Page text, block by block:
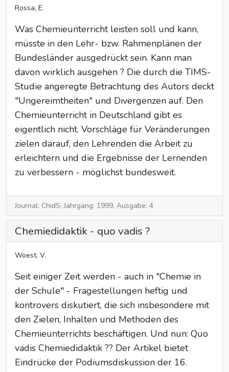
Rossa, E.
Was Chemieunterricht leisten soll und kann,
müsste in den Lehr- bzw. Rahmenplänen der
Bundesländer ausgedrückt sein. Kann man
davon wirklich ausgehen ? Die durch die TIMS-
Studie angeregte Betrachtung des Autors deckt
"Ungereimtheiten" und Divergenzen auf. Den
Chemieunterricht in Deutschland gibt es
eigentlich nicht. Vorschläge für Veränderungen
zielen darauf, den Lehrenden die Arbeit zu
erleichtern und die Ergebnisse der Lernenden
zu verbessern - möglichst bundesweit.
Journal: ChidS, Jahrgang: 1999, Ausgabe: 4
Chemiedidaktik - quo vadis ?
Woest, V.
Seit einiger Zeit werden - auch in "Chemie in
der Schule" - Fragestellungen heftig und
kontrovers diskutiert, die sich insbesondere mit
den Zielen, Inhalten und Methoden des
Chemieunterrichts beschäftigen. Und nun: Quo
vadis Chemiedidaktik ?? Der Artikel bietet
Eindrücke der Podiumsdiskussion der 16.